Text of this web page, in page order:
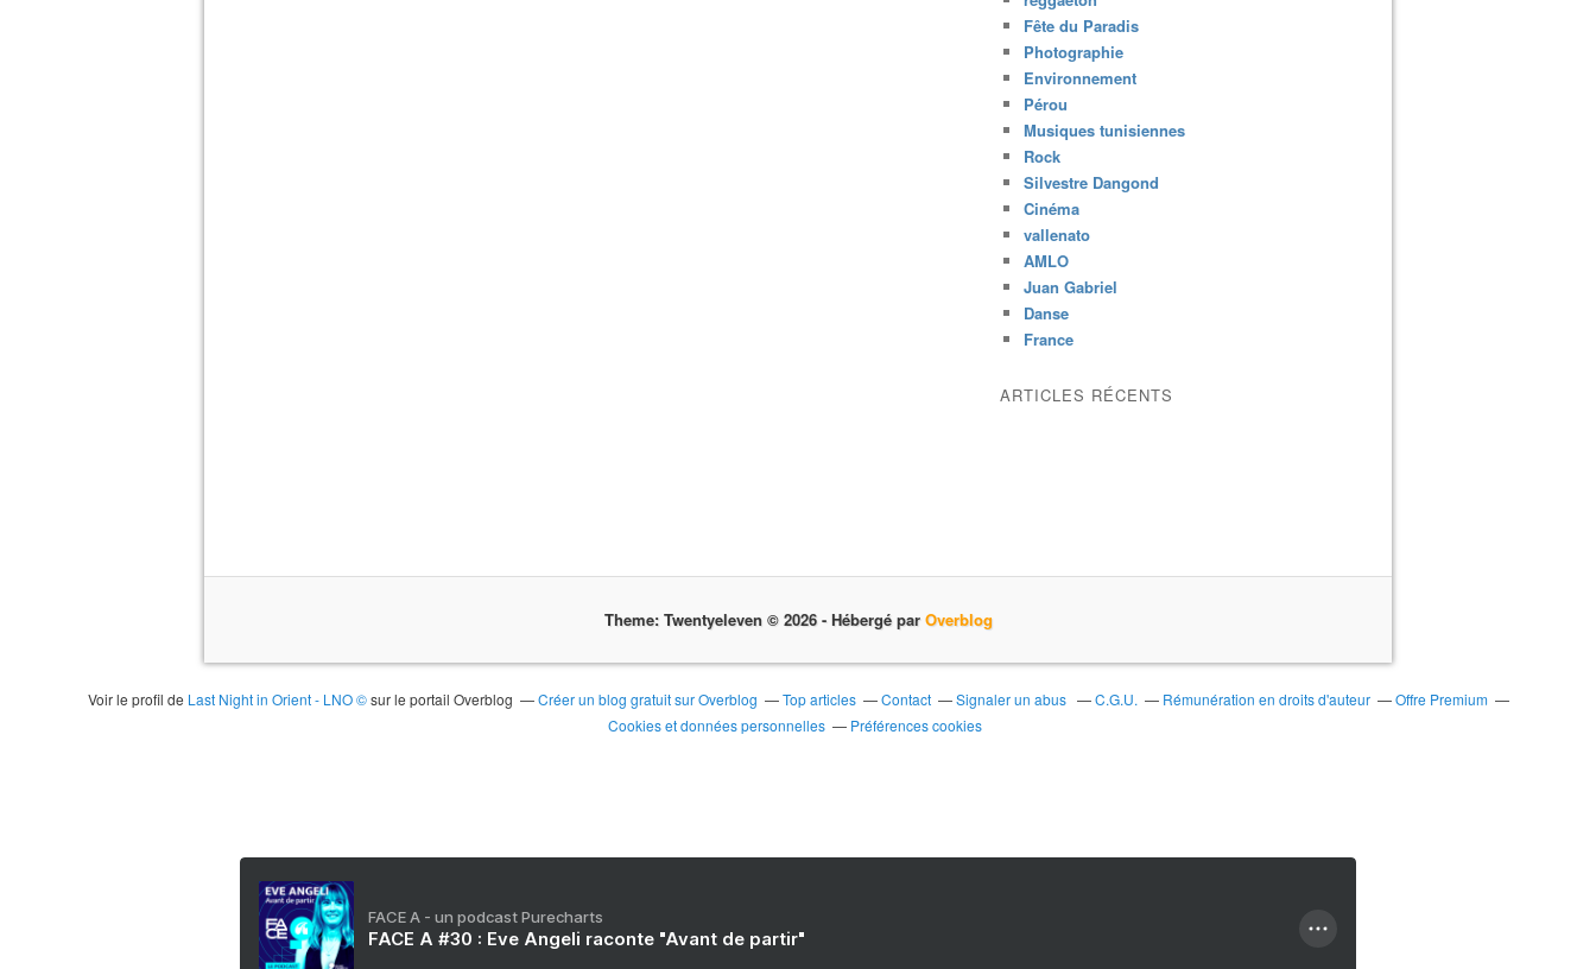
Fête du Paradis
Photographie
Environnement
Pérou
Musiques tunisiennes
Rock
Silvestre Dangond
Cinéma
vallenato
AMLO
Juan Gabriel
Danse
France
ARTICLES RÉCENTS
Theme: Twentyeleven © 2026 - Hébergé par Overblog
Voir le profil de Last Night in Orient - LNO ©sur le portail Overblog Créer un blog gratuit sur Overblog Top articles Contact Signaler un abus C.G.U. Rémunération en droits d'auteur
Offre Premium
Cookies et données personnelles
Préférences cookies
FACE A - un podcast Purecharts
FACE A #30 : Eve Angeli raconte "Avant de partir"